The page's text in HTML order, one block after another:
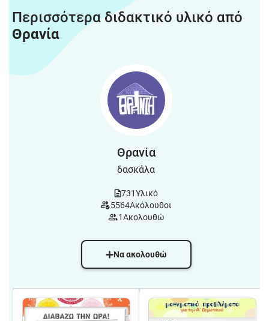
Περισσότερα διδακτικό υλικό από
Θρανία
Θρανία
δασκάλα
731Υλικό
5564Ακόλουθοι
1Ακολουθώ
Να ακολουθώ